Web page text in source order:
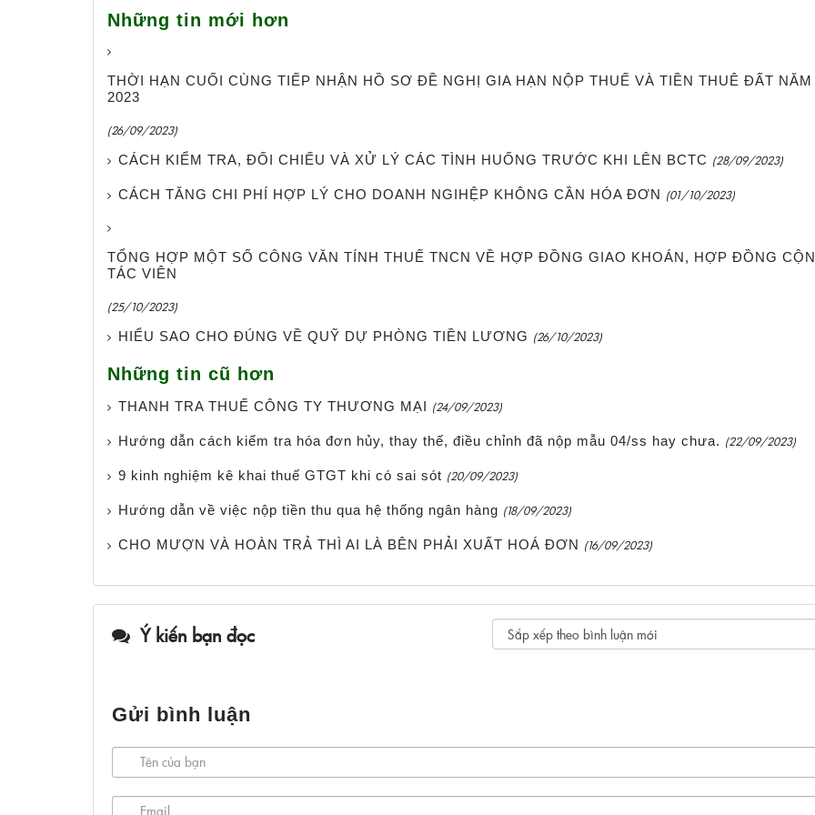
Những tin mới hơn
THỜI HẠN CUỐI CÙNG TIẾP NHẬN HỒ SƠ ĐỀ NGHỊ GIA HẠN NỘP THUẾ VÀ TIỀN THUÊ ĐẤT NĂM
2023
(26/09/2023)
CÁCH KIỂM TRA, ĐỐI CHIẾU VÀ XỬ LÝ CÁC TÌNH HUỐNG TRƯỚC KHI LÊN BCTC (28/09/2023)
CÁCH TĂNG CHI PHÍ HỢP LÝ CHO DOANH NGIHỆP KHÔNG CẦN HÓA ĐƠN (01/10/2023)
TỔNG HỢP MỘT SỐ CÔNG VĂN TÍNH THUẾ TNCN VỀ HỢP ĐỒNG GIAO KHOÁN, HỢP ĐỒNG
TÁC VIÊN
(25/10/2023)
HIỂU SAO CHO ĐÚNG VỀ QUỸ DỰ PHÒNG TIỀN LƯƠNG (26/10/2023)
Những tin cũ hơn
THANH TRA THUẾ CÔNG TY THƯƠNG MẠI (24/09/2023)
Hướng dẫn cách kiểm tra hóa đơn hủy, thay thế, điều chỉnh đã nộp mẫu 04/ss hay chưa. (22/09/2023)
9 kinh nghiệm kê khai thuế GTGT khi có sai sót (20/09/2023)
Hướng dẫn về việc nộp tiền thu qua hệ thống ngân hàng (18/09/2023)
CHO MƯỢN VÀ HOÀN TRẢ THÌ AI LÀ BÊN PHẢI XUẤT HOÁ ĐƠN (16/09/2023)
Ý kiến bạn đọc
Gửi bình luận